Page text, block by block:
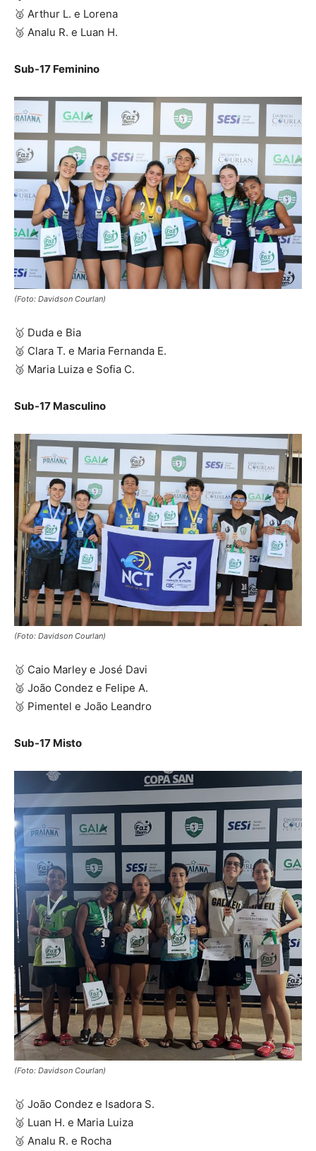
🥈 Arthur L. e Lorena
🥉 Analu R. e Luan H.
Sub-17 Feminino
(Foto: Davidson Courlan)
🥇 Duda e Bia
🥈 Clara T. e Maria Fernanda E.
🥉 Maria Luiza e Sofia C.
Sub-17 Masculino
(Foto: Davidson Courlan)
🥇 Caio Marley e José Davi
🥈 João Condez e Felipe A.
🥉 Pimentel e João Leandro
Sub-17 Misto
(Foto: Davidson Courlan)
🥇 João Condez e Isadora S.
🥈 Luan H. e Maria Luiza
🥉 Analu R. e Rocha